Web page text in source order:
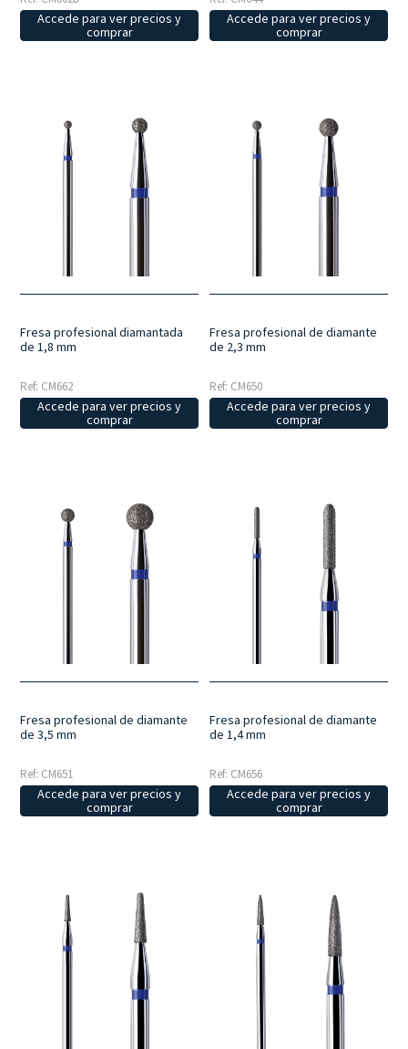
Accede para ver precios y
comprar
Accede para ver precios y
comprar
Fresa profesional diamantada
de 1,8 mm
Ref: CM662
Accede para ver precios y
comprar
Fresa profesional de diamante
de 2,3 mm
Ref: CM650
Accede para ver precios y
comprar
Fresa profesional de diamante
de 3,5 mm
Ref: CM651
Accede para ver precios y
comprar
Fresa profesional de diamante
de 1,4 mm
Ref: CM656
Accede para ver precios y
comprar